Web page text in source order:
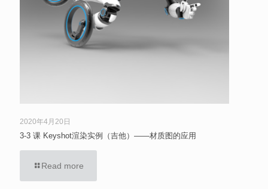
2020年4月20日
3-3 课 Keyshot渲染实例（吉他）——材质图的应用
Read more